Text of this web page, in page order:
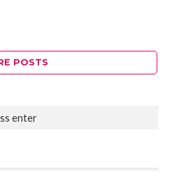
POSTS